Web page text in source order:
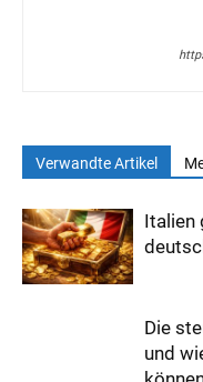
Verwandte Artikel
Italien
Die
und